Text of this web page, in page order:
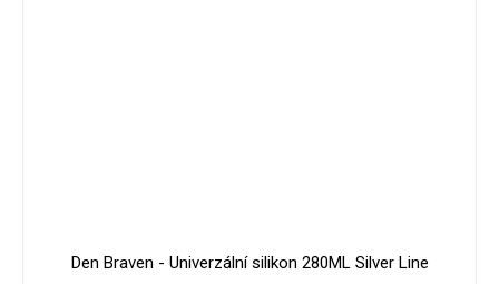
Den Braven - Univerzální silikon 280ML Silver Line